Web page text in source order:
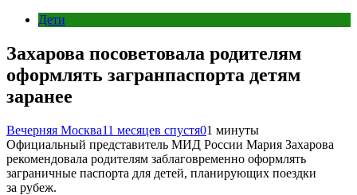
Дети
Захарова посоветовала родителям
оформлять загранпаспорта детям
заранее
Вечерняя Москва11 месяцев спустя01 минуты
Официальный представитель МИД России Мария Захарова
рекомендовала родителям заблаговременно оформлять
заграничные паспорта для детей, планирующих поездки
за рубеж.